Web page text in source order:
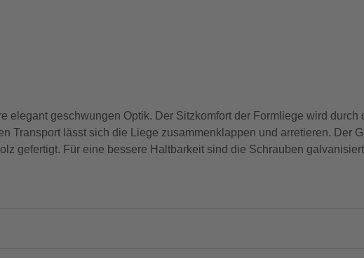
elegant geschwungen Optik. Der Sitzkomfort der Formliege wird
Transport lässt sich die Liege zusammenklappen und arretieren. Der
gefertigt. Für eine bessere Haltbarkeit sind die Schrauben